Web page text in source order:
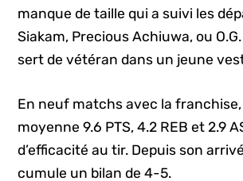
manque de taille qui a suivi les
Siakam, Precious Achiuwa, ou
sert de vétéran dans un jeune
En neuf matchs avec la
moyenne 9.6 PTS, 4.2 REB et 2.9
d’efficacité au tir. Depuis son
cumule un bilan de 4-5.